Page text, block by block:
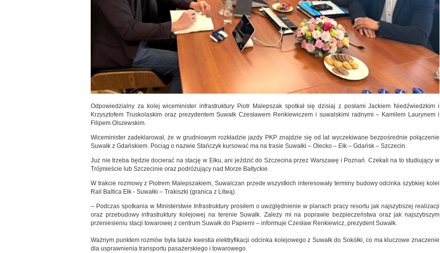
Odpowiedzialny za kolej wiceminister infrastruktury Piotr Malepszak spotkał się dzisiaj z posłami Jackiem Niedźwiedzkim i
Krzysztofem Truskolaskim oraz prezydentem Suwałk Czesławem Renkiewiczem i suwalskimi radnymi – Kamilem Laurynem i
Filipem Olszewskim.
Wiceminister zadeklarował, że w grudniowym rozkładzie jazdy PKP znajdzie się od lat wyczekiwane bezpośrednie połączenie
Suwałk z Gdańskiem. Pociąg o nazwie Stańczyk kursować ma na trasie Suwałki – Olecko – Ełk – Gdańsk – Szczecin.
Już nie trzeba będzie docierać na stację w Ełku, ani jeździć do Szczecina przez Warszawę i Poznań. Czekali na to studiujący w
Trójmieście lub Szczecinie oraz podróżujący nad Morze Bałtyckie.
W trakcie rozmowy z Piotrem Malepszakiem, Suwalczan przede wszystkich interesowały terminy budowy odcinka szybkiej kolei
Rail Baltica Ełk - Suwałki – Trakiszki (granica z Litwą).
– Podczas spotkania w Ministerstwie Infrastruktury prosiłem o uwzględnienie w planach pracy resortu jak najszybszej realizacji
oraz przebudowy infrastruktury kolejowej na terenie Suwałk. Zależy mi na poprawie bezpieczeństwa oraz jak najszybszym
przeniesieniu stacji towarowej z centrum Suwałk do Papierni – informuje Czesław Renkiewicz, prezydent Suwałk.
Ważnym punktem rozmów była także kwestia elektryfikacji odcinka kolejowego z Suwałk do Sokółki, co ma kluczowe znaczenie
dla usprawnienia transportu pasażerskiego i towarowego.